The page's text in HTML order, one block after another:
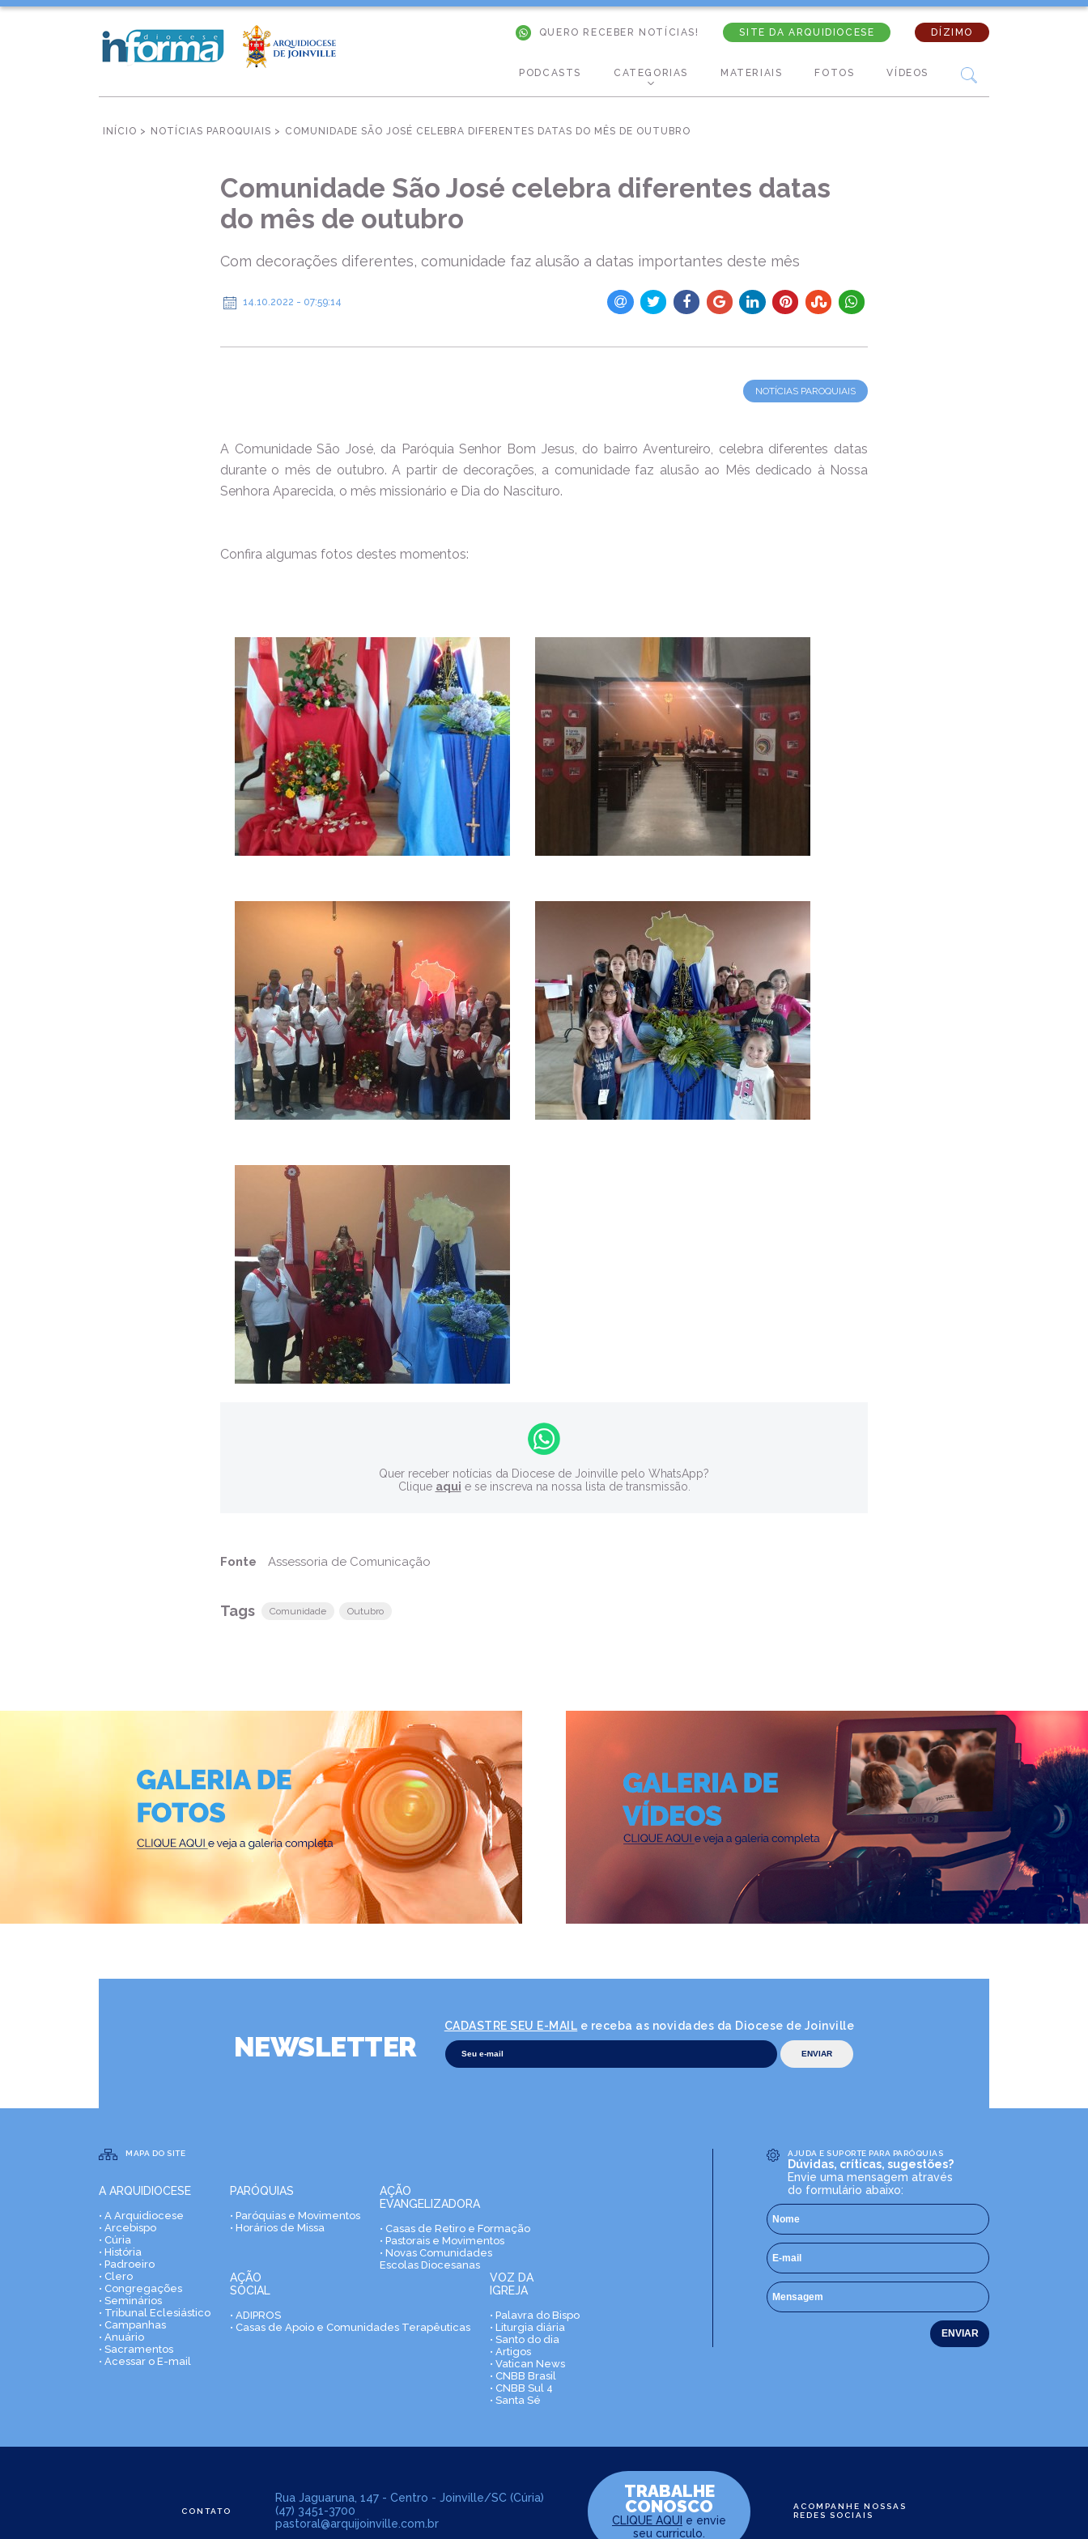
DÍZIMO
SITE DA ARQUIDIOCESE
QUERO RECEBER NOTÍCIAS!
VÍDEOS
FOTOS
MATERIAIS
CATEGORIAS
PODCASTS
INÍCIO > NOTÍCIAS PAROQUIAIS > COMUNIDADE SÃO JOSÉ CELEBRA DIFERENTES DATAS DO MÊS DE OUTUBRO
Comunidade São José celebra diferentes datas
do mês de outubro
Com decorações diferentes, comunidade faz alusão a datas importantes deste mês
14.10.2022 - 07:59:14
NOTÍCIAS PAROQUIAIS
A Comunidade São José, da Paróquia Senhor Bom Jesus, do bairro Aventureiro, celebra diferentes datas
durante o mês de outubro. A partir de decorações, a comunidade faz alusão ao Mês dedicado à Nossa
Senhora Aparecida, o mês missionário e Dia do Nascituro.
Confira algumas fotos destes momentos:
Quer receber notícias da Diocese de Joinville pelo WhatsApp?
Clique aqui e se inscreva na nossa lista de transmissão.
Fonte Assessoria de Comunicação
Tags Comunidade Outubro
NEWSLETTER
CADASTRE SEU E-MAIL e receba as novidades da Diocese de Joinville
MAPA DO SITE
A ARQUIDIOCESE
• A Arquidiocese
• Arcebispo
• Cúria
• História
• Padroeiro
• Clero
• Congregações
• Seminários
• Tribunal Eclesiástico
• Campanhas
• Anuário
• Sacramentos
• Acessar o E-mail
PARÓQUIAS
• Paróquias e Movimentos
• Horários de Missa
AÇÃO
EVANGELIZADORA
• Casas de Retiro e Formação
• Pastorais e Movimentos
• Novas Comunidades
Escolas Diocesanas
AÇÃO
SOCIAL
• ADIPROS
• Casas de Apoio e Comunidades Terapêuticas
VOZ DA
IGREJA
• Palavra do Bispo
• Liturgia diária
• Santo do dia
• Artigos
• Vatican News
• CNBB Brasil
• CNBB Sul 4
• Santa Sé
AJUDA E SUPORTE PARA PARÓQUIAS
Dúvidas, críticas, sugestões?
Envie uma mensagem através
do formulário abaixo:
CONTATO
Rua Jaguaruna, 147 - Centro - Joinville/SC (Cúria)
(47) 3451-3700
pastoral@arquijoinville.com.br
TRABALHE
CONOSCO
CLIQUE AQUI e envie
seu curriculo.
ACOMPANHE NOSSAS
REDES SOCIAIS